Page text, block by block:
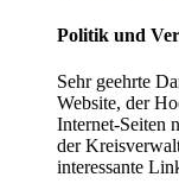
Politik und
Sehr geehrte
Website, der
Internet-Seiten
der
interessante